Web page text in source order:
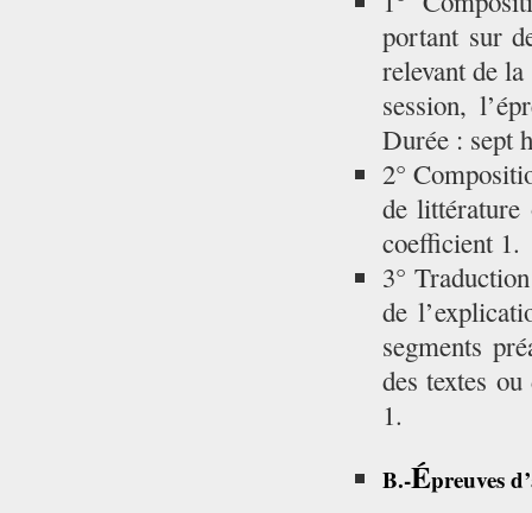
portant sur
relevant de
session,
Durée : sept
2°
de
coefficient 1.
3°
de
segments
des textes
1.
B.-Épreuves